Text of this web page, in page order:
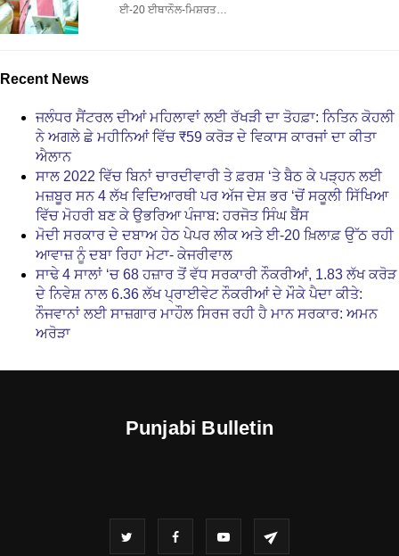
ਈ-20 ਈਥਾਨੌਲ-ਮਿਸ਼ਰਤ…
Recent News
ਜਲੰਧਰ ਸੈਂਟਰਲ ਦੀਆਂ ਮਹਿਲਾਵਾਂ ਲਈ ਰੱਖੜੀ ਦਾ ਤੋਹਫ਼ਾ: ਨਿਤਿਨ ਕੋਹਲੀ
ਨੇ ਅਗਲੇ ਛੇ ਮਹੀਨਿਆਂ ਵਿੱਚ ₹59 ਕਰੋੜ ਦੇ ਵਿਕਾਸ ਕਾਰਜਾਂ ਦਾ ਕੀਤਾ
ਐਲਾਨ
ਸਾਲ 2022 ਵਿੱਚ ਬਿਨਾਂ ਚਾਰਦੀਵਾਰੀ ਤੇ ਫ਼ਰਸ਼ ‘ਤੇ ਬੈਠ ਕੇ ਪੜ੍ਹਨ ਲਈ
ਮਜ਼ਬੂਰ ਸਨ 4 ਲੱਖ ਵਿਦਿਆਰਥੀ ਪਰ ਅੱਜ ਦੇਸ਼ ਭਰ ‘ਚੋਂ ਸਕੂਲੀ ਸਿੱਖਿਆ
ਵਿੱਚ ਮੋਹਰੀ ਬਣ ਕੇ ਉਭਰਿਆ ਪੰਜਾਬ: ਹਰਜੋਤ ਸਿੰਘ ਬੈਂਸ
ਮੋਦੀ ਸਰਕਾਰ ਦੇ ਦਬਾਅ ਹੇਠ ਪੇਪਰ ਲੀਕ ਅਤੇ ਈ-20 ਖ਼ਿਲਾਫ਼ ਉੱਠ ਰਹੀ
ਆਵਾਜ਼ ਨੂੰ ਦਬਾ ਰਿਹਾ ਮੇਟਾ- ਕੇਜਰੀਵਾਲ
ਸਾਢੇ 4 ਸਾਲਾਂ ‘ਚ 68 ਹਜ਼ਾਰ ਤੋਂ ਵੱਧ ਸਰਕਾਰੀ ਨੌਕਰੀਆਂ, 1.83 ਲੱਖ ਕਰੋੜ
ਦੇ ਨਿਵੇਸ਼ ਨਾਲ 6.36 ਲੱਖ ਪ੍ਰਾਈਵੇਟ ਨੌਕਰੀਆਂ ਦੇ ਮੌਕੇ ਪੈਦਾ ਕੀਤੇ:
ਨੌਜਵਾਨਾਂ ਲਈ ਸਾਜ਼ਗਾਰ ਮਾਹੌਲ ਸਿਰਜ ਰਹੀ ਹੈ ਮਾਨ ਸਰਕਾਰ: ਅਮਨ
ਅਰੋੜਾ
Punjabi Bulletin